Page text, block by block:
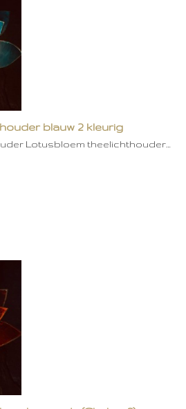
blauw 2 kleurig
Lotusbloem theelichthouder…